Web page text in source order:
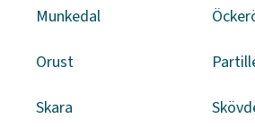
Munkedal
Orust
Skara